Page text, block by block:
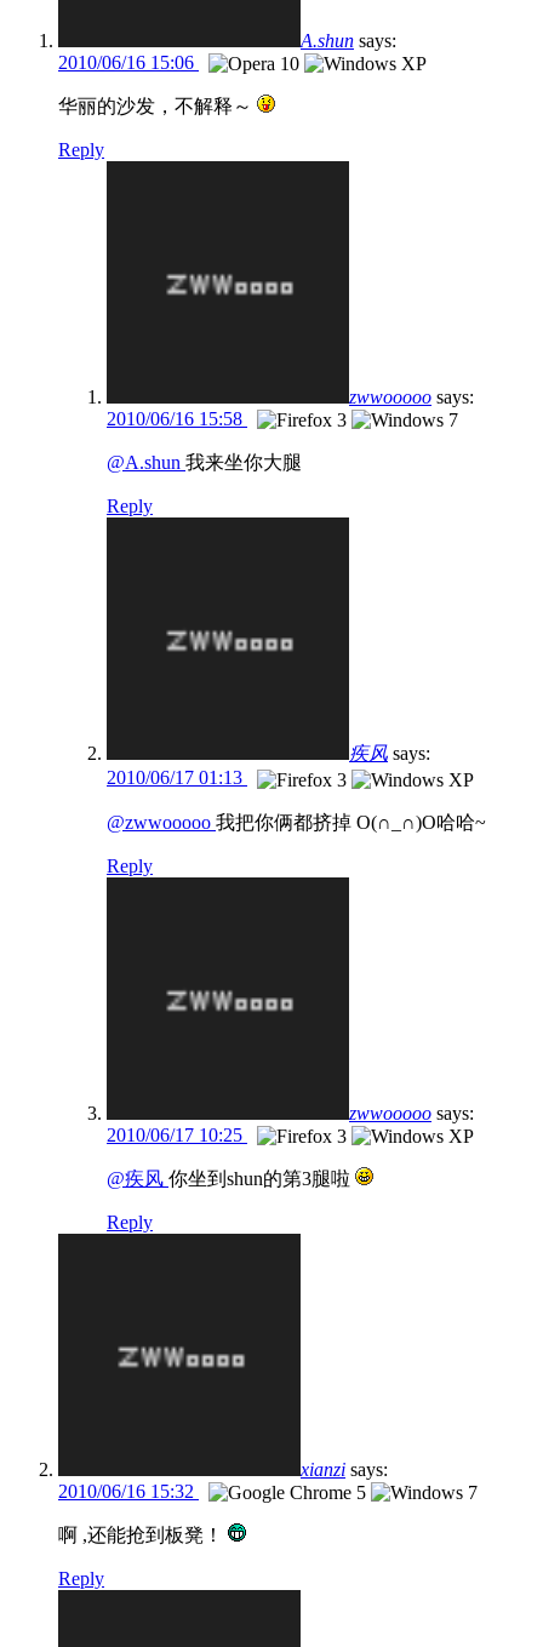
A.shun says:
2010/06/16 15:06
华丽的沙发，不解释～
Reply
zwwooooo says:
2010/06/16 15:58
@A.shun 我来坐你大腿
Reply
疾风 says:
2010/06/17 01:13
@zwwooooo 我把你俩都挤掉 O(∩_∩)O哈哈~
Reply
zwwooooo says:
2010/06/17 10:25
@疾风 你坐到shun的第3腿啦
Reply
xianzi says:
2010/06/16 15:32
啊 ,还能抢到板凳！
Reply